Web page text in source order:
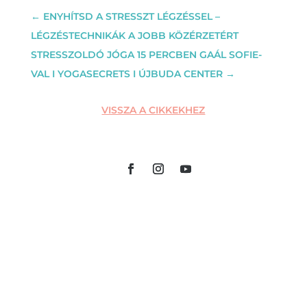
← ENYHÍTSD A STRESSZT LÉGZÉSSEL –
LÉGZÉSTECHNIKÁK A JOBB KÖZÉRZETÉRT
STRESSZOLDÓ JÓGA 15 PERCBEN GAÁL SOFIE-
VAL I YOGASECRETS I ÚJBUDA CENTER→
VISSZA A CIKKEKHEZ